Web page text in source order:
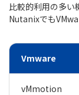
比較的利用の多い
Nutanixでも
Vmware
vMmotion